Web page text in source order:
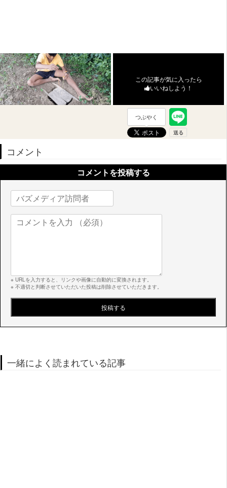
この記事が気に入ったら
いいねしよう！
つぶやく
コメント
コメントを投稿する
※ URLを入力すると、リンクや画像に自動的に変換されます。
※ 不適切と判断させていただいた投稿は削除させていただきます。
一緒によく読まれている記事